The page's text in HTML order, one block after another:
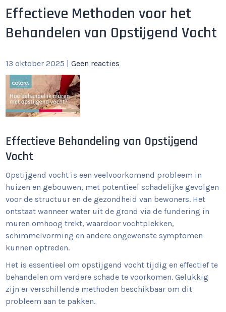
Effectieve Methoden voor het
Behandelen van Opstijgend Vocht
13 oktober 2025 |Geen reacties
Effectieve Behandeling van Opstijgend
Vocht
Opstijgend vocht is een veelvoorkomend probleem in
huizen en gebouwen, met potentieel schadelijke gevolgen
voor de structuur en de gezondheid van bewoners. Het
ontstaat wanneer water uit de grond via de fundering in
muren omhoog trekt, waardoor vochtplekken,
schimmelvorming en andere ongewenste symptomen
kunnen optreden.
Het is essentieel om opstijgend vocht tijdig en effectief te
behandelen om verdere schade te voorkomen. Gelukkig
zijn er verschillende methoden beschikbaar om dit
probleem aan te pakken.